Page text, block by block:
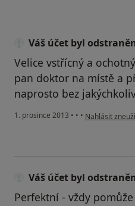
Váš účet byl
Velice vstřícný a
pan doktor na místě a
naprosto bez
1. prosince 2013 • • • podle názoru
Nahlásit
Váš účet byl
Perfektní - vždy